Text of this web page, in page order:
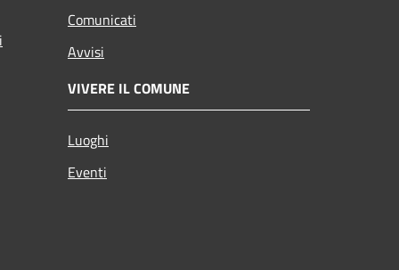
Comunicati
Avvisi
VIVERE IL COMUNE
Luoghi
Eventi